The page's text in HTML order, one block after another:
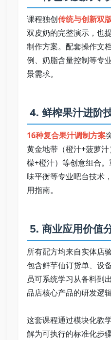
课程独创传统与创新双
双皮奶的完整演示，也
制作方案。配套操作文
例、奶脂含量控制等专
景需求。
4. 鲜榨果汁进阶
16种复合果汁调制方案
黄金地带（橙汁+菠萝
檬+橙汁）等创意组合
味平衡等专业吧台技术
用指南。
5. 商业应用价值
所有配方均来自实体店
包含鲜芋仙订货单、设
员可系统学习从备料到
品店核心产品的研发逻
这套课程通过模块化教
解为可执行的标准化步骤